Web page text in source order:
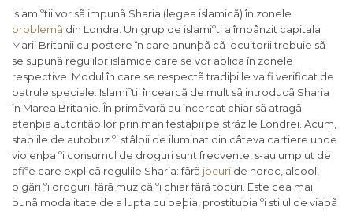
Islamiºtii vor sã impunã Sharia (legea islamicã) în zonele
problemã din Londra. Un grup de islamiºti a împânzit capitala
Marii Britanii cu postere în care anunþã cã locuitorii trebuie sã
se supunã regulilor islamice care se vor aplica în zonele
respective. Modul în care se respectã tradiþiile va fi verificat de
patrule speciale. Islamiºtii încearcã de mult sã introducã Sharia
în Marea Britanie. În primãvarã au încercat chiar sã atragã
atenþia autoritãþilor prin manifestaþii pe strãzile Londrei. Acum,
staþiile de autobuz ºi stâlpii de iluminat din câteva cartiere unde
violenþa ºi consumul de droguri sunt frecvente, s-au umplut de
afiºe care explicã regulile Sharia: fãrã jocuri de noroc, alcool,
þigãri ºi droguri, fãrã muzicã ºi chiar fãrã tocuri. Este cea mai
bunã modalitate de a lupta cu beþia, prostituþia ºi stilul de viaþã